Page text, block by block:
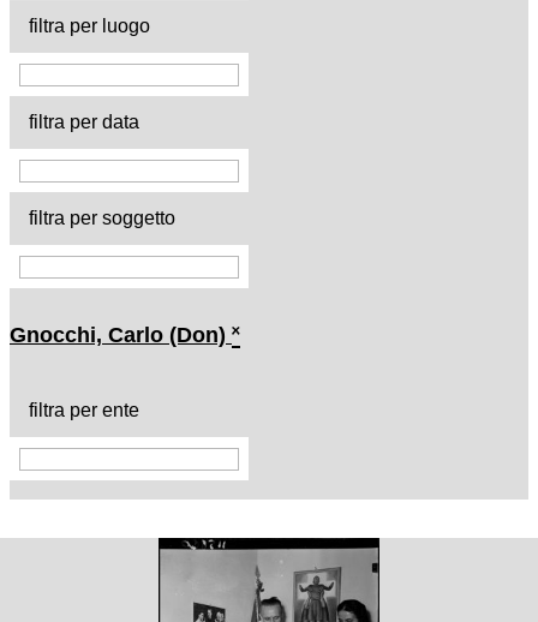
filtra per luogo
filtra per data
filtra per soggetto
Gnocchi, Carlo (Don) ˟
filtra per ente